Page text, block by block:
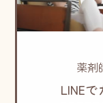
薬剤
LINE